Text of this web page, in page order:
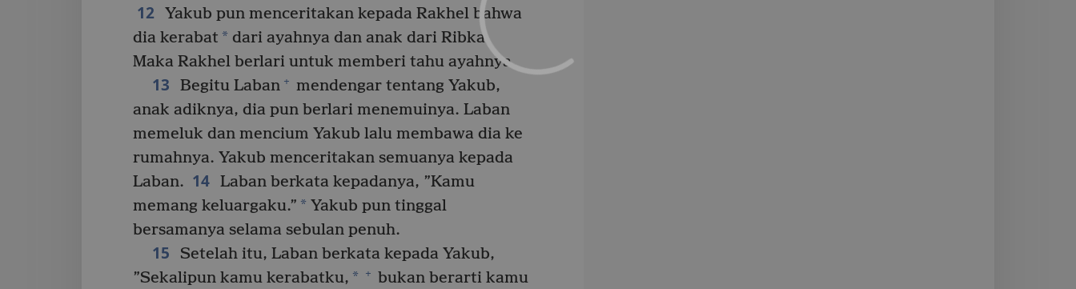
12
Yakub pun menceritakan kepada Rakhel bahwa
dia kerabat * dari ayahnya dan anak dari Ribka.
Maka Rakhel berlari untuk memberi tahu ayahnya.
13 Begitu Laban + mendengar tentang Yakub,
anak adiknya, dia pun berlari menemuinya. Laban
memeluk dan mencium Yakub lalu membawa dia ke
rumahnya. Yakub menceritakan semuanya kepada
Laban. 14 Laban berkata kepadanya, ”Kamu
memang keluargaku.” * Yakub pun tinggal
bersamanya selama sebulan penuh.
15
Setelah itu, Laban berkata kepada Yakub,
”Sekalipun kamu kerabatku, * + bukan berarti kamu